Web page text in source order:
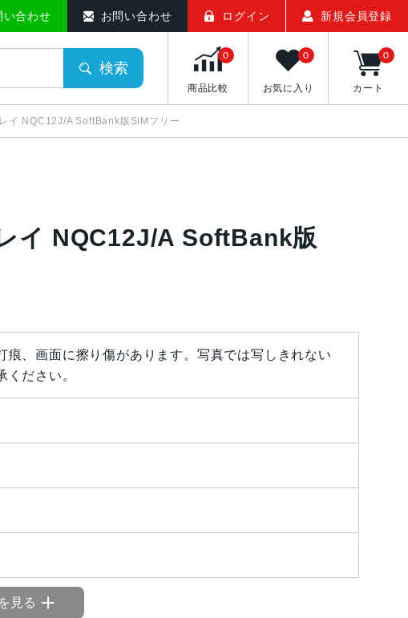
い合わせ お問い合わせ ログイン 新規会員登録
検索
商品比較
0
お気に入り
0
カート
0
イ NQC12J/A SoftBank版SIMフリー
イ NQC12J/A SoftBank版
痕、画面に擦り傷があります。写真では写しきれない
ください。
見る